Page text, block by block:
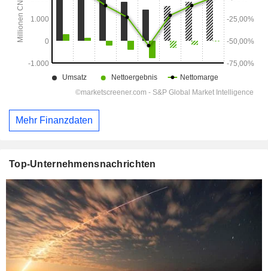
Mehr Finanzdaten
Top-Unternehmensnachrichten